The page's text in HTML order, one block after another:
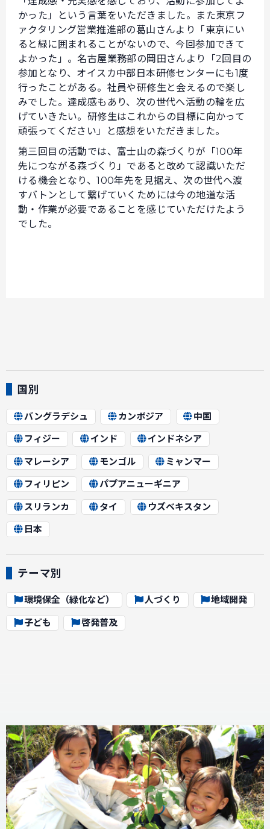
かった」という言葉をいただきました。また東京フ
ァクタリング営業推進部の葛山さんより「東京にい
ると緑に囲まれることがないので、今回参加できて
よかった」。名古屋業務部の岡田さんより「2回目の
参加となり、オイスカ中部日本研修センターにも1度
行ったことがある。社員や研修生と会えるので楽し
みでした。達成感もあり、次の世代へ活動の輪を広
げていきたい。研修生はこれからの目標に向かって
頑張ってください」と感想をいただきました。
第三回目の活動では、富士山の森づくりが「100年
先につながる森づくり」であると改めて認識いただ
ける機会となり、100年先を見据え、次の世代へ渡
すバトンとして繋げていくためには今の地道な活
動・作業が必要であることを感じていただけたよう
でした。
国別
バングラデシュ カンボジア
中国
フィジー
インド
インドネシア
マレーシア
モンゴル
ミャンマー
フィリピン
パプアニューギニア
スリランカ
タイ
ウズベキスタン
日本
テーマ別
環境保全（緑化など） 人づくり
地域開発
子ども
啓発普及